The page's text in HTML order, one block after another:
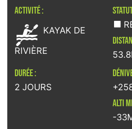
ACTIVITÉ :
 KAYAK DE
RIVIÈRE
DURÉE :
2 JOURS
ALTI
-